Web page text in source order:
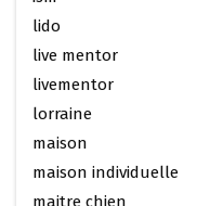
lido
live mentor
livementor
lorraine
maison
maison individuelle
maitre chien